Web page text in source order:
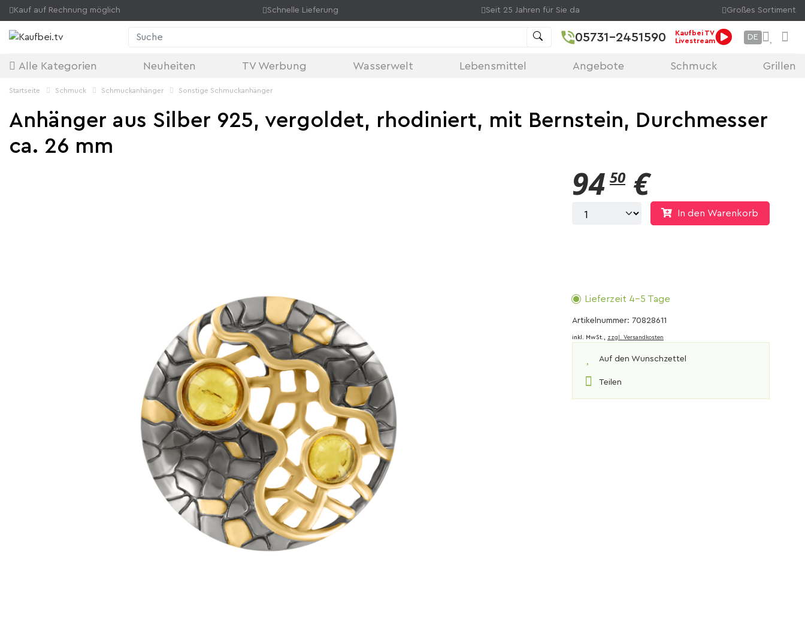
Kauf auf Rechnung möglich Schnelle Lieferung Seit 25 Jahren für Sie da Großes Sortiment
Suche 05731-2451590
Kaufbei TV
Livestream
DE
Alle Kategorien Neuheiten TV Werbung Wasserwelt Lebensmittel Angebote Schmuck Grillen
Startseite Schmuck Schmuckanhänger Sonstige Schmuckanhänger
Anhänger aus Silber 925, vergoldet, rhodiniert, mit Bernstein, Durchmesser
ca. 26 mm
94 50 €
In den Warenkorb
Lieferzeit 4-5 Tage
Artikelnummer: 70828611
inkl. MwSt., zzgl. Versandkosten
Auf den Wunschzettel
Teilen